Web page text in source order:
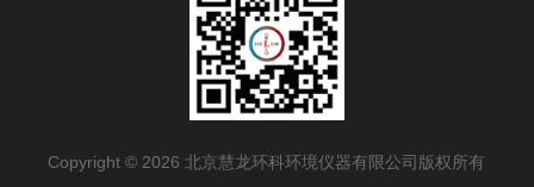
Copyright © 2026 北京慧龙环科环境仪器有限公司版权所有